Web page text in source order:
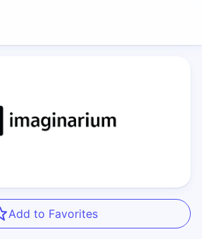
Add to Favorites